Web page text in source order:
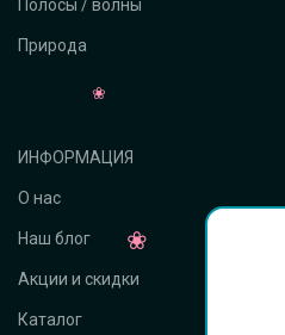
Полосы / волны
Природа
ИНФОРМАЦИЯ
О нас
Наш блог
Акции и скидки
Каталог